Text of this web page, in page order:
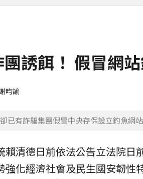
典示警：晚上不要出門
21分鐘前
誘餌！ 假冒網
昀諭
已有詐騙集團假冒中央存保設立釣魚網
賴清德日前依法公告立法院日
強化經濟社會及民生國安韌性